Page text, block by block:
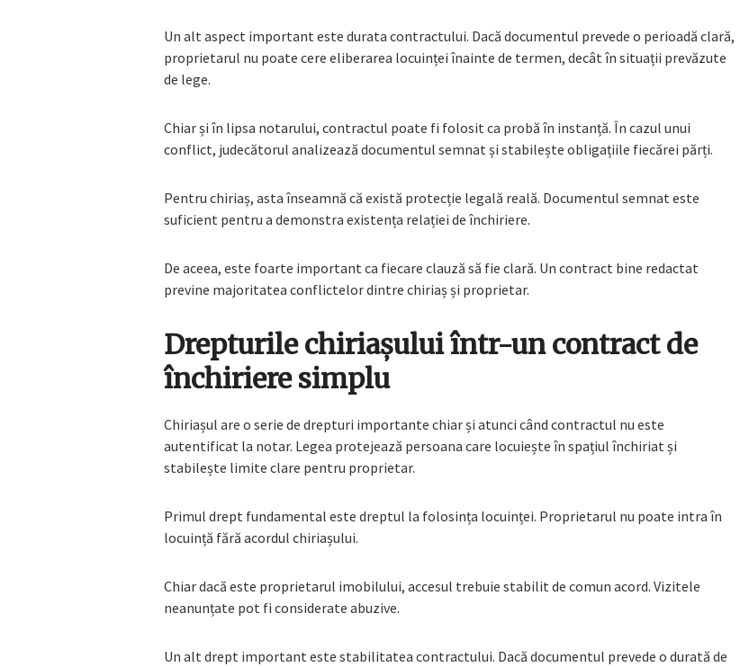
Un alt aspect important este durata contractului. Dacă documentul prevede o perioadă clară,
proprietarul nu poate cere eliberarea locuinței înainte de termen, decât în situații prevăzute
de lege.
Chiar și în lipsa notarului, contractul poate fi folosit ca probă în instanță. În cazul unui
conflict, judecătorul analizează documentul semnat și stabilește obligațiile fiecărei părți.
Pentru chiriaș, asta înseamnă că există protecție legală reală. Documentul semnat este
suficient pentru a demonstra existența relației de închiriere.
De aceea, este foarte important ca fiecare clauză să fie clară. Un contract bine redactat
previne majoritatea conflictelor dintre chiriaș și proprietar.
Drepturile chiriașului într-un contract de
închiriere simplu
Chiriașul are o serie de drepturi importante chiar și atunci când contractul nu este
autentificat la notar. Legea protejează persoana care locuiește în spațiul închiriat și
stabilește limite clare pentru proprietar.
Primul drept fundamental este dreptul la folosința locuinței. Proprietarul nu poate intra în
locuință fără acordul chiriașului.
Chiar dacă este proprietarul imobilului, accesul trebuie stabilit de comun acord. Vizitele
neanunțate pot fi considerate abuzive.
Un alt drept important este stabilitatea contractului. Dacă documentul prevede o durată de